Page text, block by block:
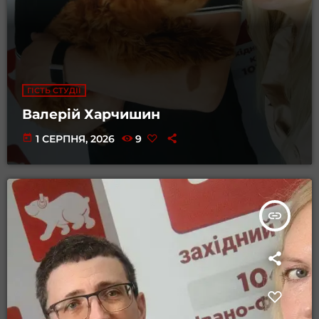
ГІСТЬ СТУДІЇ
Валерій Харчишин
today 1 СЕРПНЯ, 2026 9
insert_link